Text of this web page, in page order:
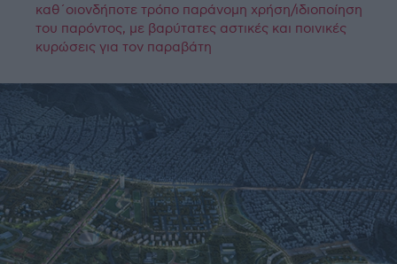
καθ΄οιονδήποτε τρόπο παράνομη χρήση/ιδιοποίηση
του παρόντος, με βαρύτατες αστικές και ποινικές
κυρώσεις για τον παραβάτη